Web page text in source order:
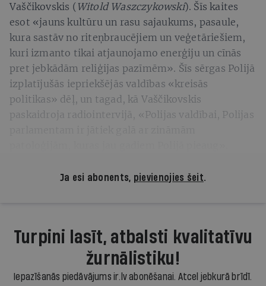
Vaščikovskis ( Witold Waszczykowski). Šīs kaites
esot «jauns kultūru un rasu sajaukums, pasaule,
kura sastāv no riteņbraucējiem un veģetāriešiem,
kuri izmanto tikai atjaunojamo enerģiju un cīnās
pret jebkādām reliģijas pazīmēm». Šīs sērgas Polijā
izplatījušās iepriekšējās valdības «kreisās
politikas» dēļ, un tagad, kā Vaščikovskis
paskaidroja radiointervijā, «Polijas valdībai, Polijas
Ja esi abonents, pievienojies šeit.
Turpini lasīt, atbalsti kvalitatīvu
žurnālistiku!
Iepazīšanās piedāvājums ir.lv abonēšanai. Atcel jebkurā brīdī.